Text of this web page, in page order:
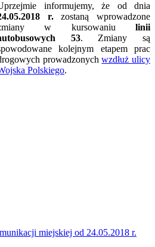
informujemy, że od dnia
r.zostaną wprowadzone
w kursowaniu linii
53. Zmiany są
kolejnym etapem prac
prowadzonychwzdłuż ulicy
Polskiego.
miejskiej od 24.05.2018 r.